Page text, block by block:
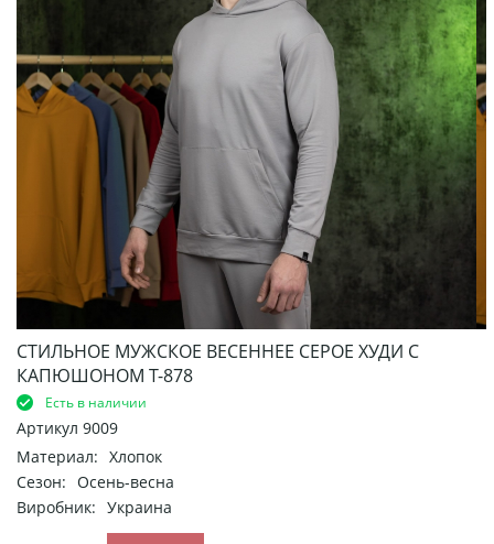
СТИЛЬНОЕ МУЖСКОЕ ВЕСЕННЕЕ СЕРОЕ ХУДИ С
КАПЮШОНОМ Т-878
Есть в наличии
Артикул 9009
Материал: Хлопок
Сезон: Осень-весна
Виробник: Украина